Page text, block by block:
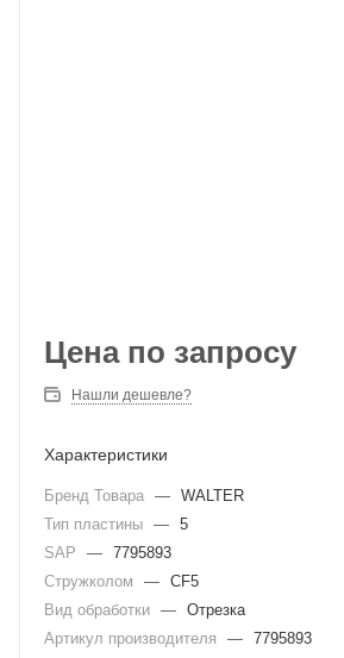
Цена по запросу
Нашли дешевле?
Характеристики
Бренд Товара — WALTER
Тип пластины — 5
SAP
— 7795893
Стружколом
— CF5
Вид обработки — Отрезка
Артикул производителя
— 7795893